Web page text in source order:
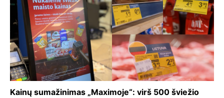
Kainų sumažinimas „Maximoje“: virš 500 šviežio